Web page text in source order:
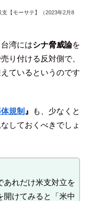
【モーサテ】（2023年2月8
湾にはシナ脅威論を
り付ける反対側で、
ているというのです
規制 』
も、少なくと
しておくべきでしょ
あれだけ米支対立を
開けてみると「米中